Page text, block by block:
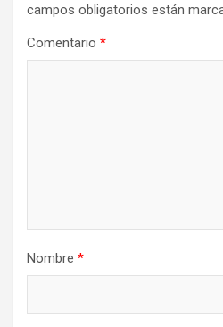
campos obligatorios están
Comentario *
Nombre *